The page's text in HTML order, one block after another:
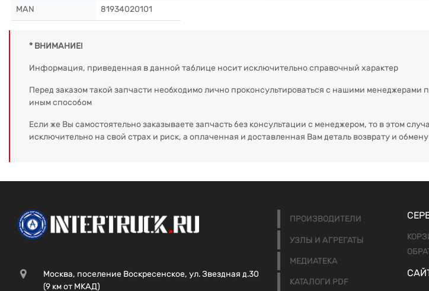
MAN 81934020101
* ВНИМАНИЕ!
Информация, приведенная в данной таблице носит исключительно справочный характер
Перед заказом такой запчасти необходимо лично проконсультироваться с нашими менеджерами
иным способом
Если же Вы самостоятельно заказываете запчасть без консультации с менеджером, то в этом
исключительно на свой страх и риск, а оплаченная и доставленная Вам деталь возврату и
Москва, поселение Воскресенское, ул. Звездная д.30
(9 км от МКАД)
ПРОИЗВОДИТЕЛИ
УЗЛЫ И АГРЕГАТЫ
МЕДИАТЕКА
КАТАЛОГИ PDF